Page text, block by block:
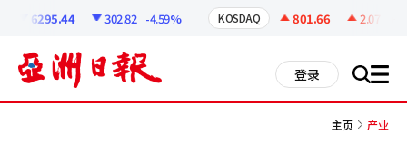
6295.44 302.82 -4.59% KOSDAQ 801.66 2.07
登录 搜 all
主页 产业